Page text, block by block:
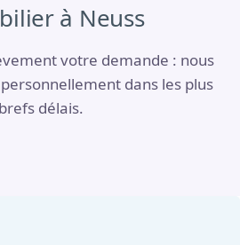
à Neuss
votre demande : nous
dans les plus
brefs délais.